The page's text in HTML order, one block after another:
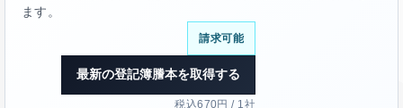
ます。
請求可能
最新の登記簿謄本を取得する
税込670円 / 1社